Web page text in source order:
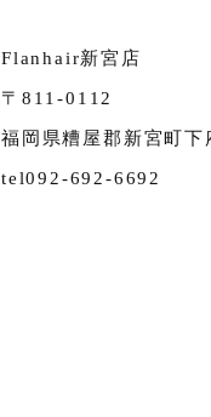
Flanhair新宮店
〒811-0112
福岡県糟屋郡新宮町
tel092-692-6692